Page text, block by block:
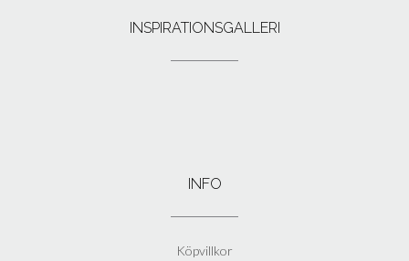
INSPIRATIONSGALLERI
INFO
Köpvillkor